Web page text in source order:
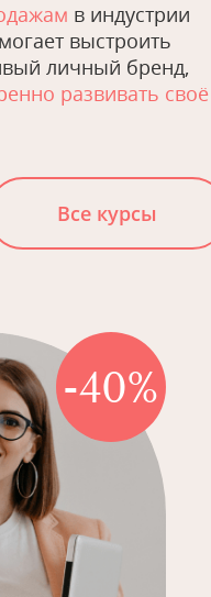
в индустрии
выстроить
личный бренд,
развивать своё
Все курсы
-40%